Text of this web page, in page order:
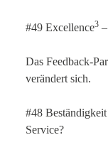
#49 Excellence3
Das Feedback-
verändert sich.
#48
Service?